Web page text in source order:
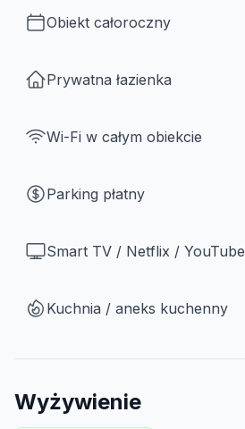
Obiekt całoroczny
Prywatna łazienka
Wi-Fi w całym obiekcie
Parking płatny
Smart TV / Netflix / YouTube
Kuchnia / aneks kuchenny
Wyżywienie